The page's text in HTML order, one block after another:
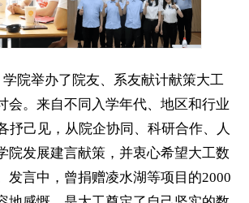
学院举办了院友、系友献计献策大工
会。来自不同入学年代、地区和行业
抒己见，从院企协同、科研合作、人
院发展建言献策，并衷心希望大工数
发言中，曾捐赠凌水湖等项目的2000